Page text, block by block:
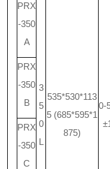
PRX
-350
A
3
5
0
L
535*530*113
5 (685*595*1
875)
0-
PRX
-350
B
PRX
-350
C